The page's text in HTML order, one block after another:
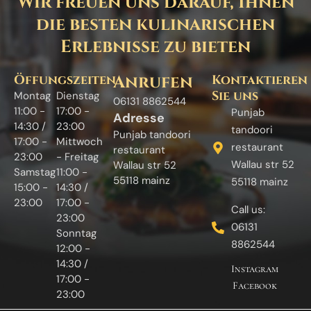
die besten kulinarischen
Erlebnisse zu bieten
Öffungszeiten
Montag
11:00 -
14:30 /
17:00 -
23:00
Samstag
15:00 -
23:00
Dienstag
17:00 -
23:00
Mittwoch
- Freitag
11:00 -
14:30 /
17:00 -
23:00
Sonntag
12:00 -
14:30 /
17:00 -
23:00
Anrufen
06131 8862544
Adresse
Punjab tandoori
restaurant
Wallau str 52
55118 mainz
Kontaktieren
Sie uns
Punjab
tandoori
restaurant
Wallau str 52
55118 mainz
Call us:
06131
8862544
Instagram
Facebook